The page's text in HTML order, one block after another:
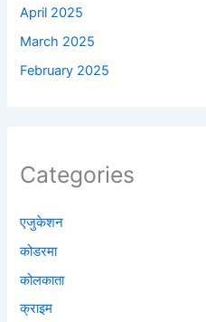
April 2025
March 2025
February 2025
Categories
एजुकेशन
कोडरमा
कोलकाता
क्राइम